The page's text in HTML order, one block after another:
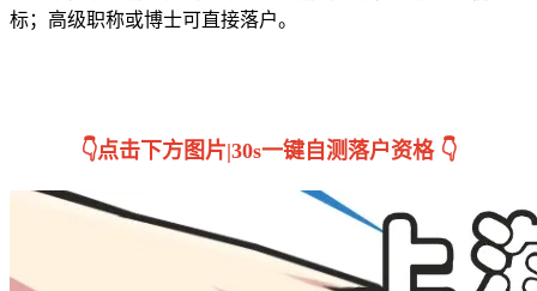
标；高级职称或博士可直接落户。​
👇点击下方图片|30s一键自测落户资格 👇